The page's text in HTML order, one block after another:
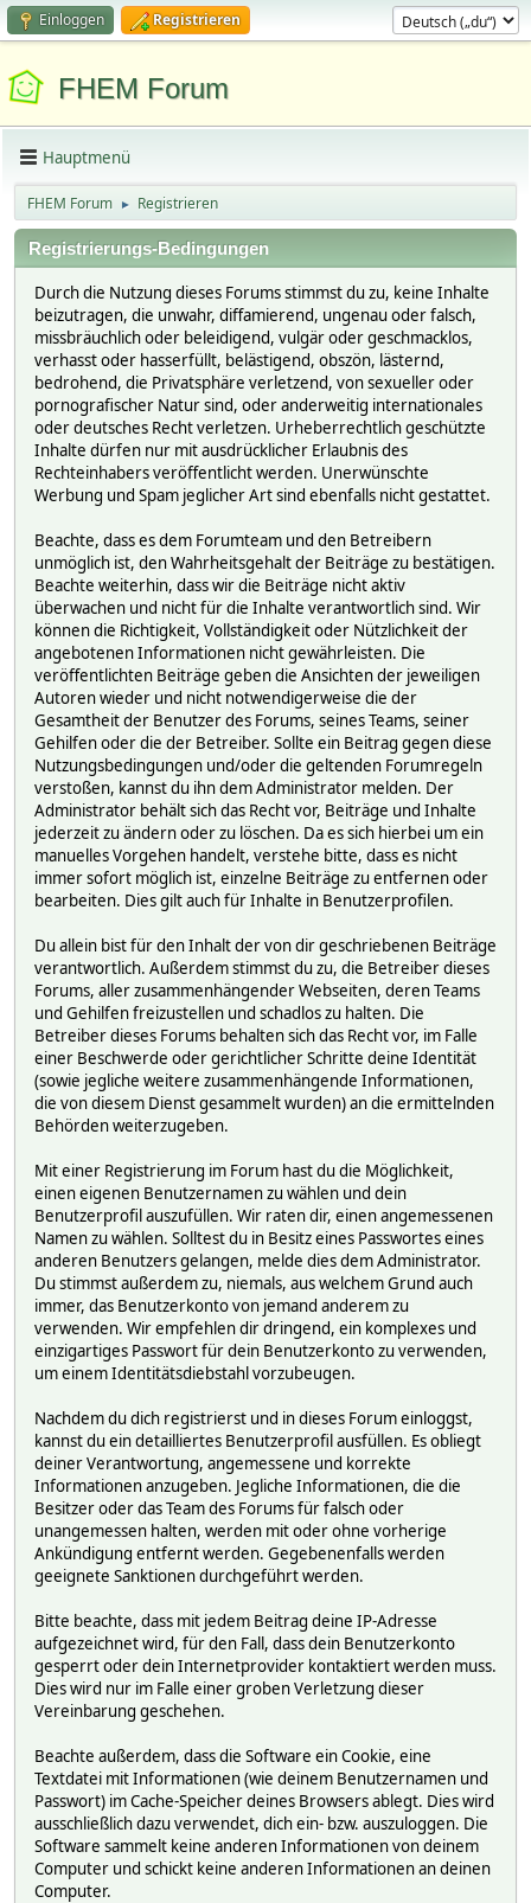
Einloggen Registrieren
FHEM Forum
Hauptmenü
FHEM Forum ► Registrieren
Registrierungs-Bedingungen
Durch die Nutzung dieses Forums stimmst du zu, keine Inhalte
beizutragen, die unwahr, diffamierend, ungenau oder falsch,
missbräuchlich oder beleidigend, vulgär oder geschmacklos,
verhasst oder hasserfüllt, belästigend, obszön, lästernd,
bedrohend, die Privatsphäre verletzend, von sexueller oder
pornografischer Natur sind, oder anderweitig internationales
oder deutsches Recht verletzen. Urheberrechtlich geschützte
Inhalte dürfen nur mit ausdrücklicher Erlaubnis des
Rechteinhabers veröffentlicht werden. Unerwünschte
Werbung und Spam jeglicher Art sind ebenfalls nicht gestattet.
Beachte, dass es dem Forumteam und den Betreibern
unmöglich ist, den Wahrheitsgehalt der Beiträge zu bestätigen.
Beachte weiterhin, dass wir die Beiträge nicht aktiv
überwachen und nicht für die Inhalte verantwortlich sind. Wir
können die Richtigkeit, Vollständigkeit oder Nützlichkeit der
angebotenen Informationen nicht gewährleisten. Die
veröffentlichten Beiträge geben die Ansichten der jeweiligen
Autoren wieder und nicht notwendigerweise die der
Gesamtheit der Benutzer des Forums, seines Teams, seiner
Gehilfen oder die der Betreiber. Sollte ein Beitrag gegen diese
Nutzungsbedingungen und/oder die geltenden Forumregeln
verstoßen, kannst du ihn dem Administrator melden. Der
Administrator behält sich das Recht vor, Beiträge und Inhalte
jederzeit zu ändern oder zu löschen. Da es sich hierbei um ein
manuelles Vorgehen handelt, verstehe bitte, dass es nicht
immer sofort möglich ist, einzelne Beiträge zu entfernen oder
bearbeiten. Dies gilt auch für Inhalte in Benutzerprofilen.
Du allein bist für den Inhalt der von dir geschriebenen Beiträge
verantwortlich. Außerdem stimmst du zu, die Betreiber dieses
Forums, aller zusammenhängender Webseiten, deren Teams
und Gehilfen freizustellen und schadlos zu halten. Die
Betreiber dieses Forums behalten sich das Recht vor, im Falle
einer Beschwerde oder gerichtlicher Schritte deine Identität
(sowie jegliche weitere zusammenhängende Informationen,
die von diesem Dienst gesammelt wurden) an die ermittelnden
Behörden weiterzugeben.
Mit einer Registrierung im Forum hast du die Möglichkeit,
einen eigenen Benutzernamen zu wählen und dein
Benutzerprofil auszufüllen. Wir raten dir, einen angemessenen
Namen zu wählen. Solltest du in Besitz eines Passwortes eines
anderen Benutzers gelangen, melde dies dem Administrator.
Du stimmst außerdem zu, niemals, aus welchem Grund auch
immer, das Benutzerkonto von jemand anderem zu
verwenden. Wir empfehlen dir dringend, ein komplexes und
einzigartiges Passwort für dein Benutzerkonto zu verwenden,
um einem Identitätsdiebstahl vorzubeugen.
Nachdem du dich registrierst und in dieses Forum einloggst,
kannst du ein detailliertes Benutzerprofil ausfüllen. Es obliegt
deiner Verantwortung, angemessene und korrekte
Informationen anzugeben. Jegliche Informationen, die die
Besitzer oder das Team des Forums für falsch oder
unangemessen halten, werden mit oder ohne vorherige
Ankündigung entfernt werden. Gegebenenfalls werden
geeignete Sanktionen durchgeführt werden.
Bitte beachte, dass mit jedem Beitrag deine IP-Adresse
aufgezeichnet wird, für den Fall, dass dein Benutzerkonto
gesperrt oder dein Internetprovider kontaktiert werden muss.
Dies wird nur im Falle einer groben Verletzung dieser
Vereinbarung geschehen.
Beachte außerdem, dass die Software ein Cookie, eine
Textdatei mit Informationen (wie deinem Benutzernamen und
Passwort) im Cache-Speicher deines Browsers ablegt. Dies wird
ausschließlich dazu verwendet, dich ein- bzw. auszuloggen. Die
Software sammelt keine anderen Informationen von deinem
Computer und schickt keine anderen Informationen an deinen
Computer.